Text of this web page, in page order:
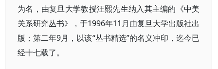
为名，由复旦大学教授汪熙先生纳入其主编的《中美
关系研究丛书》，于1996年11月由复旦大学出版社出
版；第二年9月，以该“丛书精选”的名义冲印，迄今已
经十七载了。